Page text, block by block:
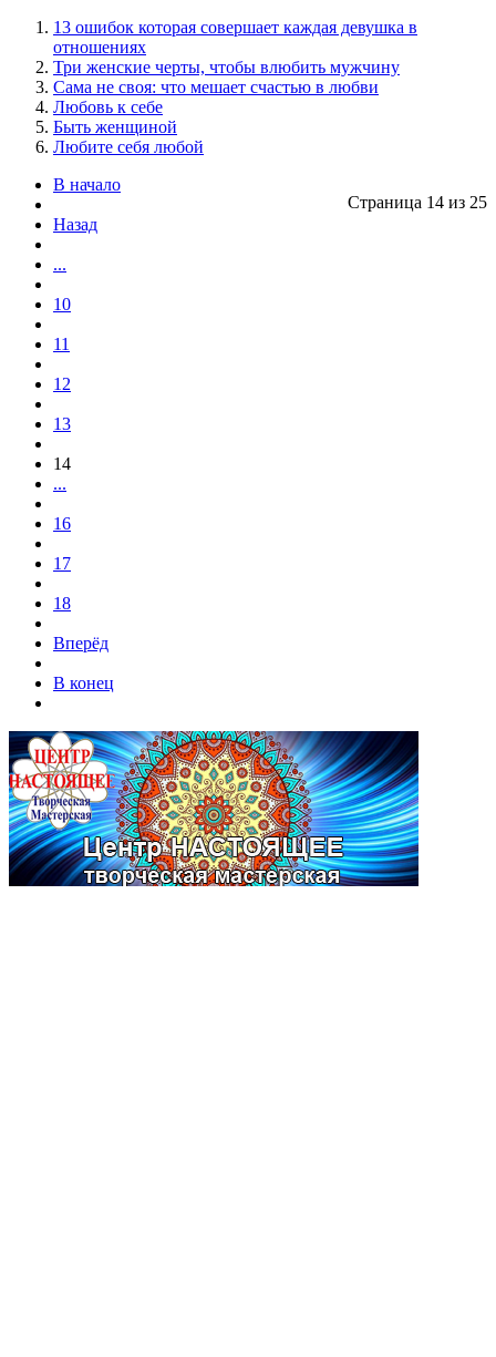
13 ошибок которая совершает каждая девушка в
отношениях
Три женские черты, чтобы влюбить мужчину
Сама не своя: что мешает счастью в любви
Любовь к себе
Быть женщиной
Любите себя любой
Страница 14 из 25
В начало
Назад
...
10
11
12
13
14
...
16
17
18
Вперёд
В конец